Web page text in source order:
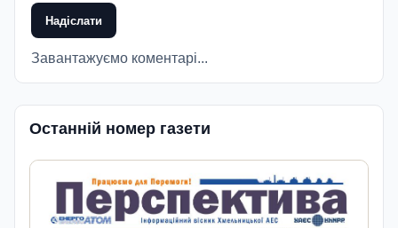
Надіслати
Завантажуємо коментарі...
Останній номер газети